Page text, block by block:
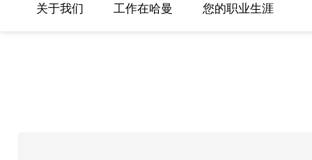
关于我们 工作在哈曼 您的职业生涯